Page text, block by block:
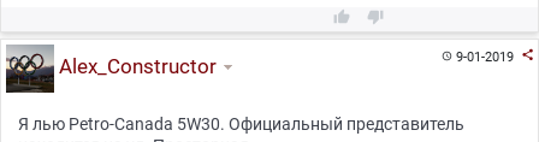
 
9-01-2019 
Alex_Constructor
Я лью Petro-Canada 5W30. Официальный представитель